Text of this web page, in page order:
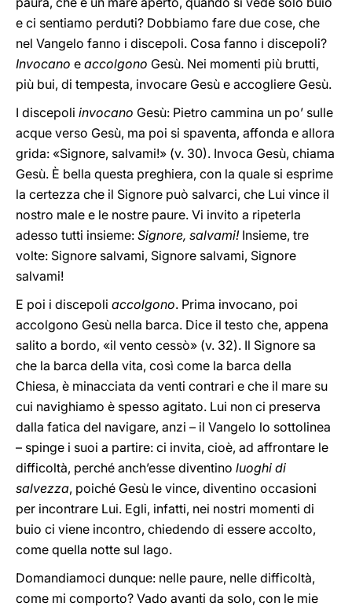
e ci sentiamo perduti? Dobbiamo fare due cose, che
nel Vangelo fanno i discepoli. Cosa fanno i discepoli?
Invocano e accolgono Gesù. Nei momenti più brutti,
più bui, di tempesta, invocare Gesù e accogliere Gesù.
I discepoli invocano Gesù: Pietro cammina un po’ sulle
acque verso Gesù, ma poi si spaventa, affonda e allora
grida: «Signore, salvami!» (v. 30). Invoca Gesù, chiama
Gesù. È bella questa preghiera, con la quale si esprime
la certezza che il Signore può salvarci, che Lui vince il
nostro male e le nostre paure. Vi invito a ripeterla
adesso tutti insieme: Signore, salvami!Insieme, tre
volte: Signore salvami, Signore salvami, Signore
salvami!
E poi i discepoli accolgono. Prima invocano, poi
accolgono Gesù nella barca. Dice il testo che, appena
salito a bordo, «il vento cessò» (v. 32). Il Signore sa
che la barca della vita, così come la barca della
Chiesa, è minacciata da venti contrari e che il mare su
cui navighiamo è spesso agitato. Lui non ci preserva
dalla fatica del navigare, anzi – il Vangelo lo sottolinea
– spinge i suoi a partire: ci invita, cioè, ad affrontare le
difficoltà, perché anch’esse diventino luoghi di
salvezza, poiché Gesù le vince, diventino occasioni
per incontrare Lui. Egli, infatti, nei nostri momenti di
buio ci viene incontro, chiedendo di essere accolto,
come quella notte sul lago.
Domandiamoci dunque: nelle paure, nelle difficoltà,
come mi comporto? Vado avanti da solo, con le mie